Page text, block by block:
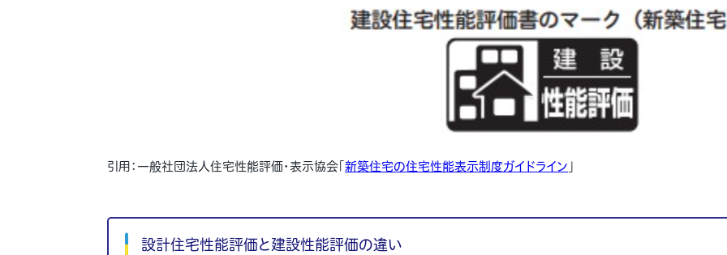
引用：一般社団法人住宅性能評価・表示協会「新築住宅の住宅性能表示制度ガイドライン 」
設計住宅性能評価と建設性能評価の違い